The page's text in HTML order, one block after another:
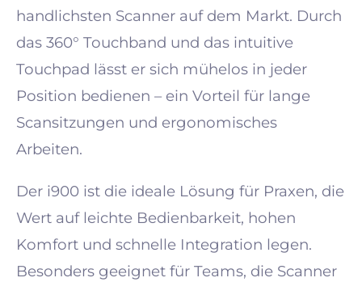
handlichsten Scanner auf dem Markt. Durch
das 360° Touchband und das intuitive
Touchpad lässt er sich mühelos in jeder
Position bedienen – ein Vorteil für lange
Scansitzungen und ergonomisches
Arbeiten.
Der i900 ist die ideale Lösung für Praxen, die
Wert auf leichte Bedienbarkeit, hohen
Komfort und schnelle Integration legen.
Besonders geeignet für Teams, die Scanner